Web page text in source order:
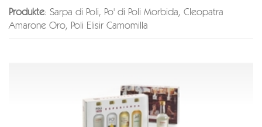
Produkte: Sarpa di Poli, Po' di Poli Morbida, Cleopatra
Amarone Oro, Poli Elisir Camomilla